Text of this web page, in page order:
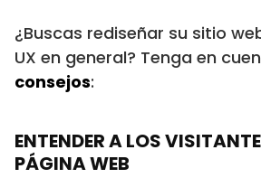
¿Buscas rediseñar su sitio
UX en general? Tenga en
consejos:
ENTENDER A LOS
PÁGINA WEB